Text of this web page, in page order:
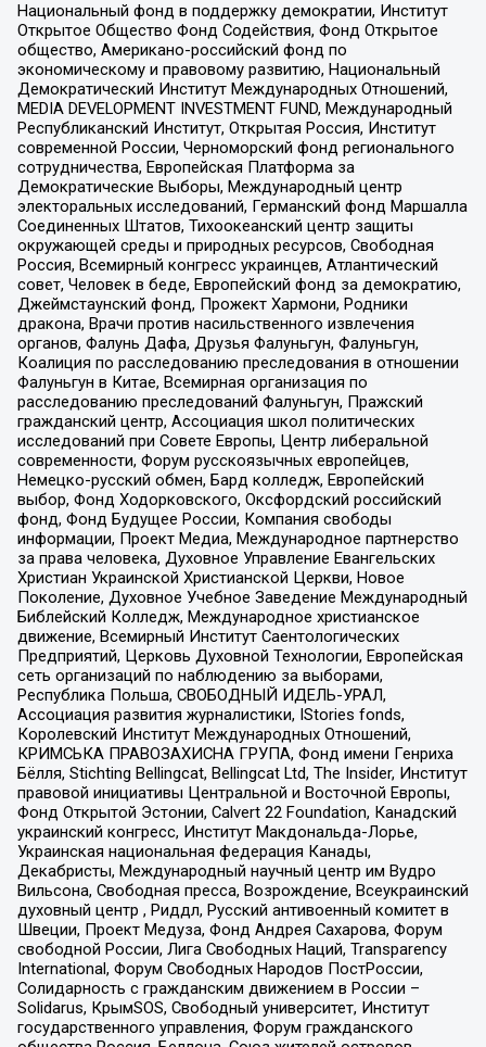
Национальный фонд в поддержку демократии, Институт
Открытое Общество Фонд Содействия, Фонд Открытое
общество, Американо-российский фонд по
экономическому и правовому развитию, Национальный
Демократический Институт Международных Отношений,
MEDIA DEVELOPMENT INVESTMENT FUND, Международный
Республиканский Институт, Открытая Россия, Институт
современной России, Черноморский фонд регионального
сотрудничества, Европейская Платформа за
Демократические Выборы, Международный центр
электоральных исследований, Германский фонд Маршалла
Соединенных Штатов, Тихоокеанский центр защиты
окружающей среды и природных ресурсов, Свободная
Россия, Всемирный конгресс украинцев, Атлантический
совет, Человек в беде, Европейский фонд за демократию,
Джеймстаунский фонд, Прожект Хармони, Родники
дракона, Врачи против насильственного извлечения
органов, Фалунь Дафа, Друзья Фалуньгун, Фалуньгун,
Коалиция по расследованию преследования в отношении
Фалуньгун в Китае, Всемирная организация по
расследованию преследований Фалуньгун, Пражский
гражданский центр, Ассоциация школ политических
исследований при Совете Европы, Центр либеральной
современности, Форум русскоязычных европейцев,
Немецко-русский обмен, Бард колледж, Европейский
выбор, Фонд Ходорковского, Оксфордский российский
фонд, Фонд Будущее России, Компания свободы
информации, Проект Медиа, Международное партнерство
за права человека, Духовное Управление Евангельских
Христиан Украинской Христианской Церкви, Новое
Поколение, Духовное Учебное Заведение Международный
Библейский Колледж, Международное христианское
движение, Всемирный Институт Саентологических
Предприятий, Церковь Духовной Технологии, Европейская
сеть организаций по наблюдению за выборами,
Республика Польша, СВОБОДНЫЙ ИДЕЛЬ-УРАЛ,
Ассоциация развития журналистики, IStories fonds,
Королевский Институт Международных Отношений,
КРИМСЬКА ПРАВОЗАХИСНА ГРУПА, Фонд имени Генриха
Бёлля, Stichting Bellingcat, Bellingcat Ltd, The Insider, Институт
правовой инициативы Центральной и Восточной Европы,
Фонд Открытой Эстонии, Calvert 22 Foundation, Канадский
украинский конгресс, Институт Макдональда-Лорье,
Украинская национальная федерация Канады,
Декабристы, Международный научный центр им Вудро
Вильсона, Свободная пресса, Возрождение, Всеукраинский
духовный центр , Риддл, Русский антивоенный комитет в
Швеции, Проект Медуза, Фонд Андрея Сахарова, Форум
свободной России, Лига Свободных Наций, Transparеncy
International, Форум Свободных Народов ПостРоссии,
Солидарность с гражданским движением в России –
Solidarus, КрымSOS, Свободный университет, Институт
государственного управления, Форум гражданского